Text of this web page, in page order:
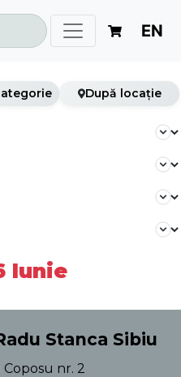
EN
După locație
Iunie
Stanca Sibiu
nr. 2